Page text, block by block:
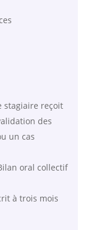
stagiaire reçoit
des
un cas
oral collectif
à trois mois